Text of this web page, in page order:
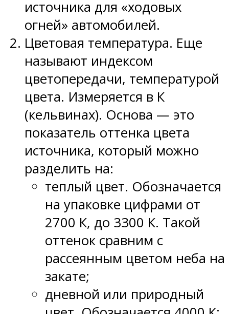
источника для «ходовых
огней» автомобилей.
Цветовая температура. Еще
называют индексом
цветопередачи, температурой
цвета. Измеряется в К
(кельвинах). Основа — это
показатель оттенка цвета
источника, который можно
разделить на:
теплый цвет. Обозначается
на упаковке цифрами от
2700 К, до 3300 К. Такой
оттенок сравним с
рассеянным цветом неба на
закате;
дневной или природный